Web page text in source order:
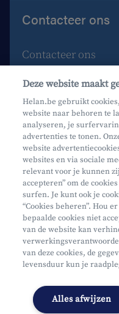
Contacteer ons
Contacteer ons
Maak een afspraak
Waar vind je ons?
Phishing
Mifid
Privacy
Juridische info
Onderworpen aan de
Toegankelijkheidsverklaring
Cookies beheren
Deze website maakt
Helan.be gebruikt
website naar behoren te
analyseren, je
advertenties te tonen.
website
websites en via sociale
relevant voor je kunnen
accepteren” om de
surfen. Je kunt ook je
“Cookies beheren”. Hou
bepaalde cookies niet
van de website kan
van deze cookies, de
levensduur kun je
Alles afwijzen